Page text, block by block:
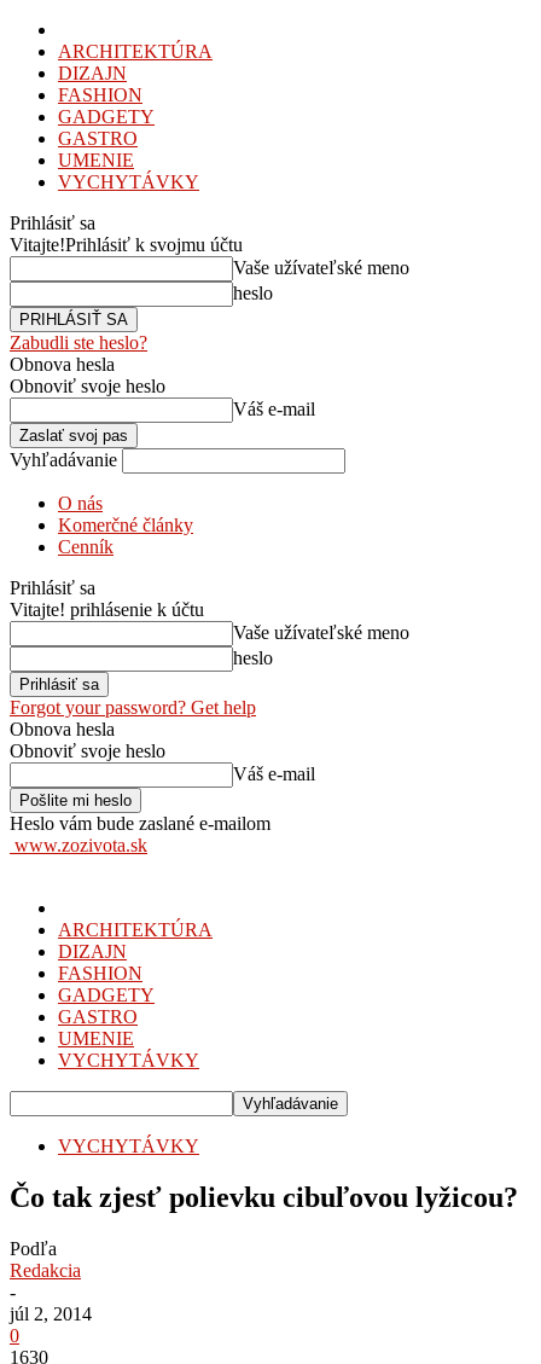
ARCHITEKTÚRA
DIZAJN
FASHION
GADGETY
GASTRO
UMENIE
VYCHYTÁVKY
Prihlásiť sa
Vitajte!Prihlásiť k svojmu účtu
Vaše užívateľské meno
heslo
Zabudli ste heslo?
Obnova hesla
Obnoviť svoje heslo
Váš e-mail
Vyhľadávanie
O nás
Komerčné články
Cenník
Prihlásiť sa
Vitajte! prihlásenie k účtu
Vaše užívateľské meno
heslo
Forgot your password? Get help
Obnova hesla
Obnoviť svoje heslo
Váš e-mail
Heslo vám bude zaslané e-mailom
www.zozivota.sk
ARCHITEKTÚRA
DIZAJN
FASHION
GADGETY
GASTRO
UMENIE
VYCHYTÁVKY
VYCHYTÁVKY
Čo tak zjesť polievku cibuľovou lyžicou?
Podľa
Redakcia
-
júl 2, 2014
0
1630